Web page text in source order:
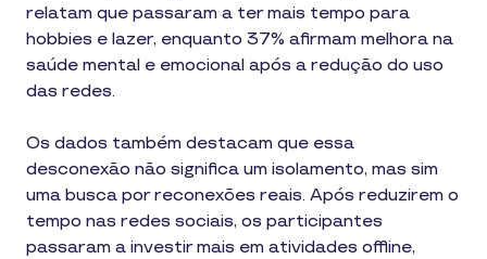
relatam que passaram a ter mais tempo para
hobbies e lazer, enquanto 37% afirmam melhora na
saúde mental e emocional após a redução do uso
das redes.
Os dados também destacam que essa
desconexão não significa um isolamento, mas sim
uma busca por reconexões reais. Após reduzirem o
tempo nas redes sociais, os participantes
passaram a investir mais em atividades offline,